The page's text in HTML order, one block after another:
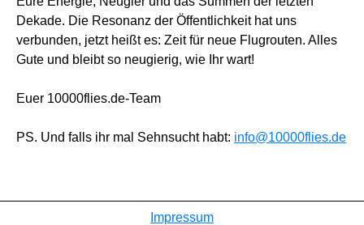
Dekade. Die Resonanz der Öffentlichkeit hat uns
verbunden, jetzt heißt es: Zeit für neue Flugrouten. Alles
Gute und bleibt so neugierig, wie Ihr wart!
Euer 10000flies.de-Team
PS. Und falls ihr mal Sehnsucht habt: info@10000flies.de
Impressum